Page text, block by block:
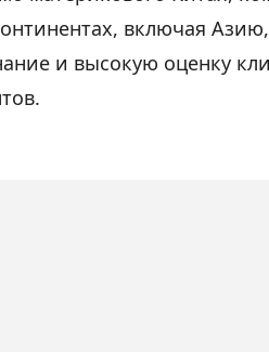
включая
и высокую оценку